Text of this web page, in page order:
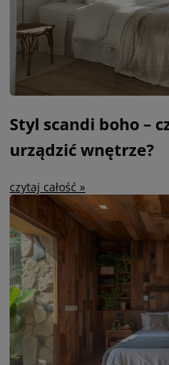
Styl scandi boho –
urządzić wnętrze?
czytaj całość »